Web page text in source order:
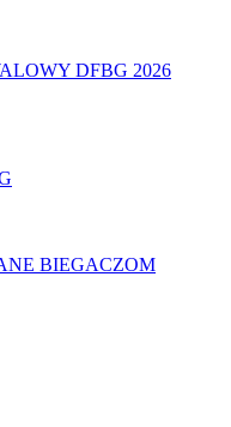
DFBG 2026
BIEGACZOM